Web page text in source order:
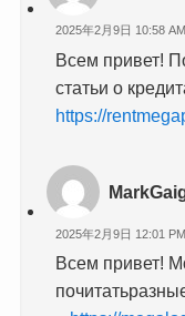
2025年2月9日 10:58 AM
Всем привет!
статьи о
https://
2025年2月9日 12:01 PM
Всем привет!